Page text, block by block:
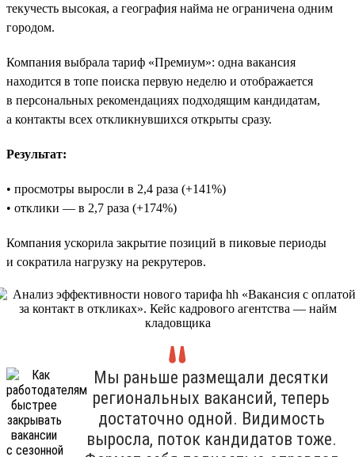
текучесть высокая, а география найма не ограничена одним
городом.
Компания выбрала тариф «Премиум»: одна вакансия
находится в топе поиска первую неделю и отображается
в персональных рекомендациях подходящим кандидатам,
а контакты всех откликнувшихся открыты сразу.
Результат:
• просмотры выросли в 2,4 раза (+141%)
• отклики — в 2,7 раза (+174%)
Компания ускорила закрытие позиций в пиковые периоды
и сократила нагрузку на рекрутеров.
Мы раньше размещали десятки
региональных вакансий, теперь
достаточно одной. Видимость
выросла, поток кандидатов тоже.